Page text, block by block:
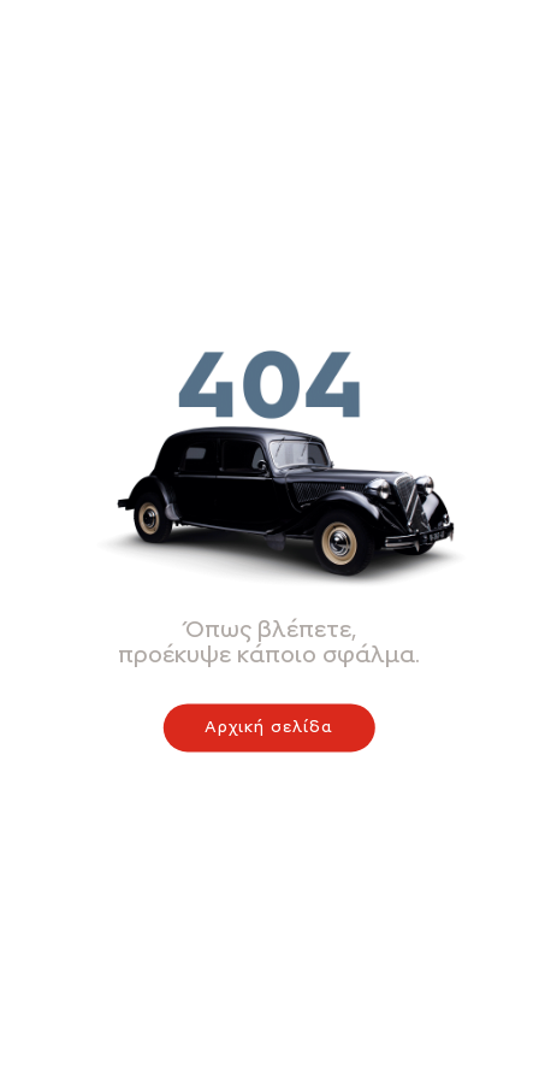
Όπως βλέπετε,
προέκυψε κάποιο σφάλμα.
Αρχική σελίδα